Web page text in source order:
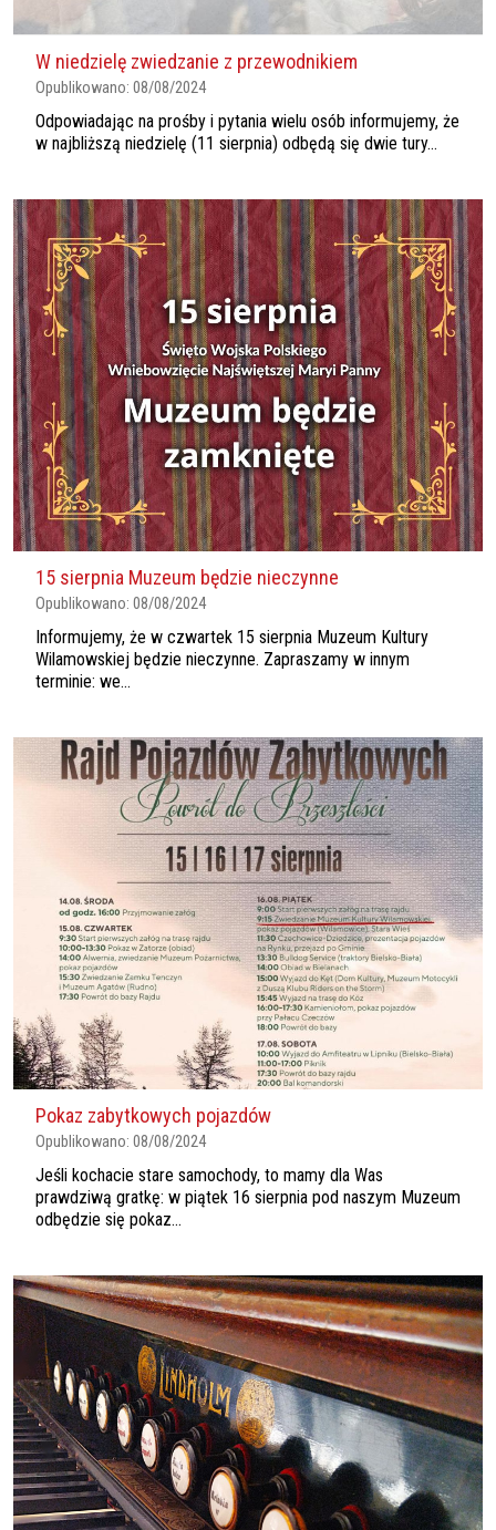
W niedzielę zwiedzanie z przewodnikiem
Opublikowano: 08/08/2024
Odpowiadając na prośby i pytania wielu osób informujemy, że
w najbliższą niedzielę (11 sierpnia) odbędą się dwie tury...
15 sierpnia Muzeum będzie nieczynne
Opublikowano: 08/08/2024
Informujemy, że w czwartek 15 sierpnia Muzeum Kultury
Wilamowskiej będzie nieczynne. Zapraszamy w innym
terminie: we...
Pokaz zabytkowych pojazdów
Opublikowano: 08/08/2024
Jeśli kochacie stare samochody, to mamy dla Was
prawdziwą gratkę: w piątek 16 sierpnia pod naszym Muzeum
odbędzie się pokaz...